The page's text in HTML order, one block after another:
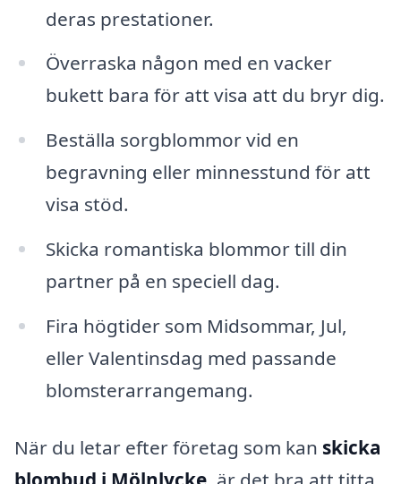
deras prestationer.
Överraska någon med en vacker
bukett bara för att visa att du bryr dig.
Beställa sorgblommor vid en
begravning eller minnesstund för att
visa stöd.
Skicka romantiska blommor till din
partner på en speciell dag.
Fira högtider som Midsommar, Jul,
eller Valentinsdag med passande
blomsterarrangemang.
När du letar efter företag som kan skicka